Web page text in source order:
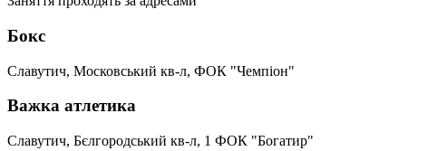
Бокс
Славутич, Московський кв-л, ФОК "Чемпіон"
Важка атлетика
Славутич, Бєлгородський кв-л, 1 ФОК "Богатир"